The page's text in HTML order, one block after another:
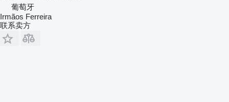
葡萄牙
Irmãos Ferreira
联系卖方